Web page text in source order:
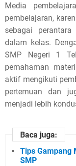
,
p
e
e
Media
pembelajaran,
sebagai
dalam kelas.
SMP Negeri 1
pemahaman
aktif mengikuti
pertemuan dan
menjadi lebih
Baca juga:
Tips Gampang
SMP